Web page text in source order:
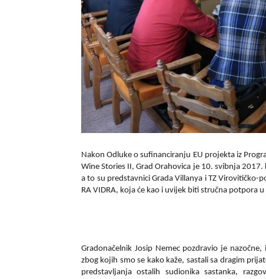
Nakon Odluke o sufinanciranju EU projekta iz
Wine Stories II, Grad Orahovica je 10. svibnja 2017.
a to su predstavnici Grada Villanya i TZ Virovitičko-
RA VIDRA, koja će kao i uvijek biti stručna potpora
Gradonačelnik Josip Nemec pozdravio je
zbog kojih smo se kako kaže, sastali sa dragim
predstavljanja ostalih sudionika sastanka,